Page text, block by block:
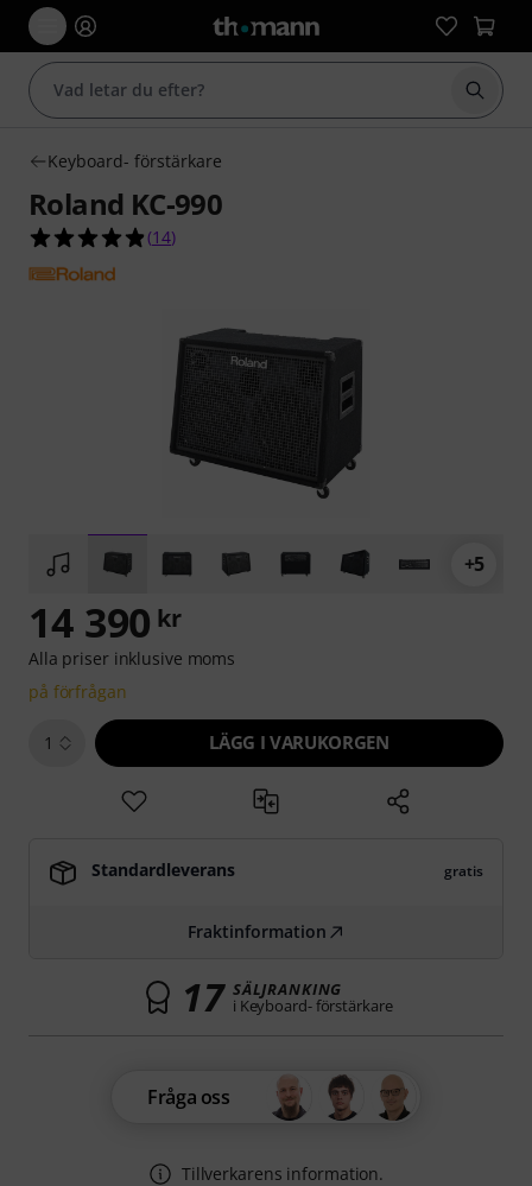
Börja
Keyboard- förstärkare
Roland KC-990
4.9 av 5 stjärnor från 14 kundbetyg
(14)
+5
14 390 kr
Alla priser inklusive moms
på förfrågan
1 LÄGG I VARUKORGEN
Standardleverans gratis
Fraktinformation
17 SÄLJRANKING
i Keyboard- förstärkare
Fråga oss
Tillverkarens information.